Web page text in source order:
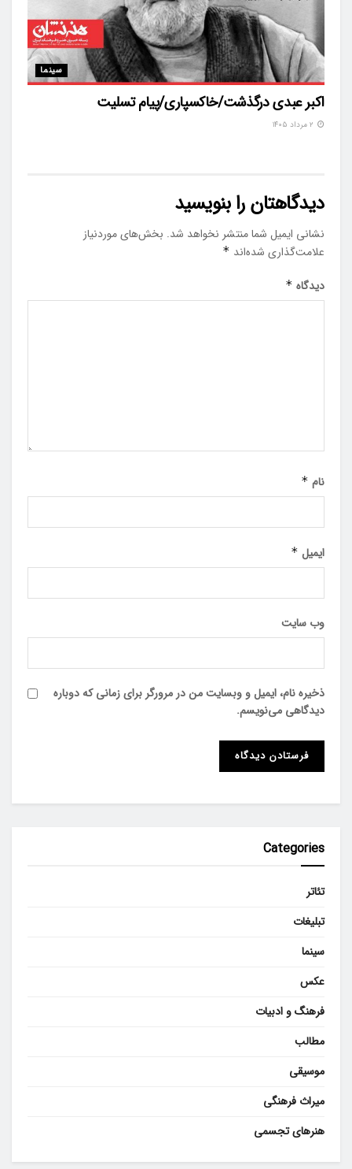
سینما
اکبر عبدی درگذشت/خاکسپاری/پیام تسلیت
دیدگاهتان را بنویسید
نشانی ایمیل شما منتشر نخواهد شد. بخش‌های موردنیاز
علامت‌گذاری شده‌اند *
دیدگاه *
نام *
ایمیل *
وب‌ سایت
ذخیره نام، ایمیل و وبسایت من در مرورگر برای زمانی که دوباره
دیدگاهی می‌نویسم.
Categories
تئاتر
تبلیغات
سینما
عکس
فرهنگ و ادبیات
مطالب
موسیقی
میراث فرهنگی
هنرهای تجسمی